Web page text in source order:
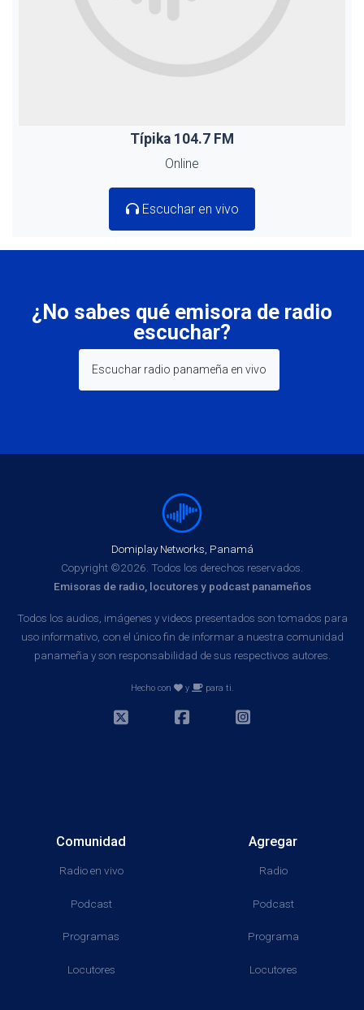
Típika 104.7 FM
Online
Escuchar en vivo
¿No sabes qué emisora de radio
escuchar?
Escuchar radio panameña en vivo
Domiplay Networks, Panamá
Copyright ©2026. Todos los derechos reservados.
Emisoras de radio, locutores y podcast panameños
Todos los audios, imágenes y videos presentados son tomados para
uso informativo, con el único fin de informar a nuestra comunidad
panameña y son responsabilidad de sus respectivos autores.
Hecho con y para ti.
Comunidad
Radio en vivo
Podcast
Programas
Locutores
Agregar
Radio
Podcast
Programa
Locutores